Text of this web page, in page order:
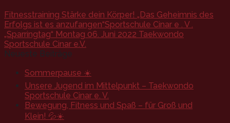
Fitnesstraining Stärke dein Körper! „Das Geheimnis des
Erfolgs ist es anzufangen“Sportschule Cinar e . V .
„Sparringtag“ Montag 06. Juni 2022 Taekwondo
Sportschule Cinar e.V.
Neueste Beiträge
Sommerpause ☀️
Unsere Jugend im Mittelpunkt – Taekwondo
Sportschule Cinar e. V.
Bewegung, Fitness und Spaß – für Groß und
Klein! 💦☀️